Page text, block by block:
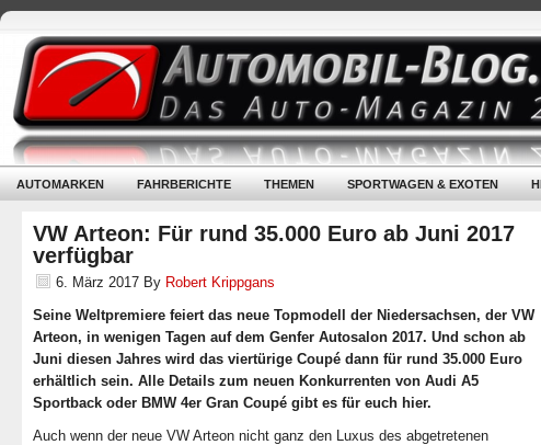
AUTOMARKEN FAHRBERICHTE THEMEN SPORTWAGEN & EXOTEN
VW Arteon: Für rund 35.000 Euro ab Juni 2017
verfügbar
6. März 2017 By Robert Krippgans
Seine Weltpremiere feiert das neue Topmodell der Niedersachsen, der VW
Arteon, in wenigen Tagen auf dem Genfer Autosalon 2017. Und schon ab
Juni diesen Jahres wird das viertürige Coupé dann für rund 35.000 Euro
erhältlich sein. Alle Details zum neuen Konkurrenten von Audi A5
Sportback oder BMW 4er Gran Coupé gibt es für euch hier.
Auch wenn der neue VW Arteon nicht ganz den Luxus des abgetretenen